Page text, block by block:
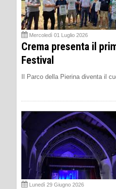
Mercoledì 01 Luglio 2026
Crema presenta il
Festival
Il Parco della Pierina diventa il
Lunedì 29 Giugno 2026